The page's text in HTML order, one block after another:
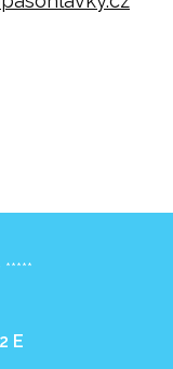
*****
E